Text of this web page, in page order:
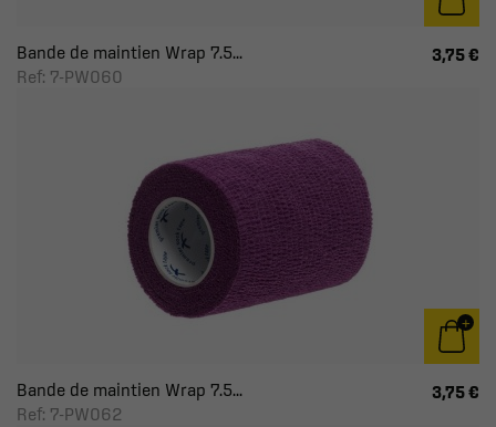
Bande de maintien Wrap 7.5...
Ref: 7-PW060
3,75 €
Bande de maintien Wrap 7.5...
Ref: 7-PW062
3,75 €